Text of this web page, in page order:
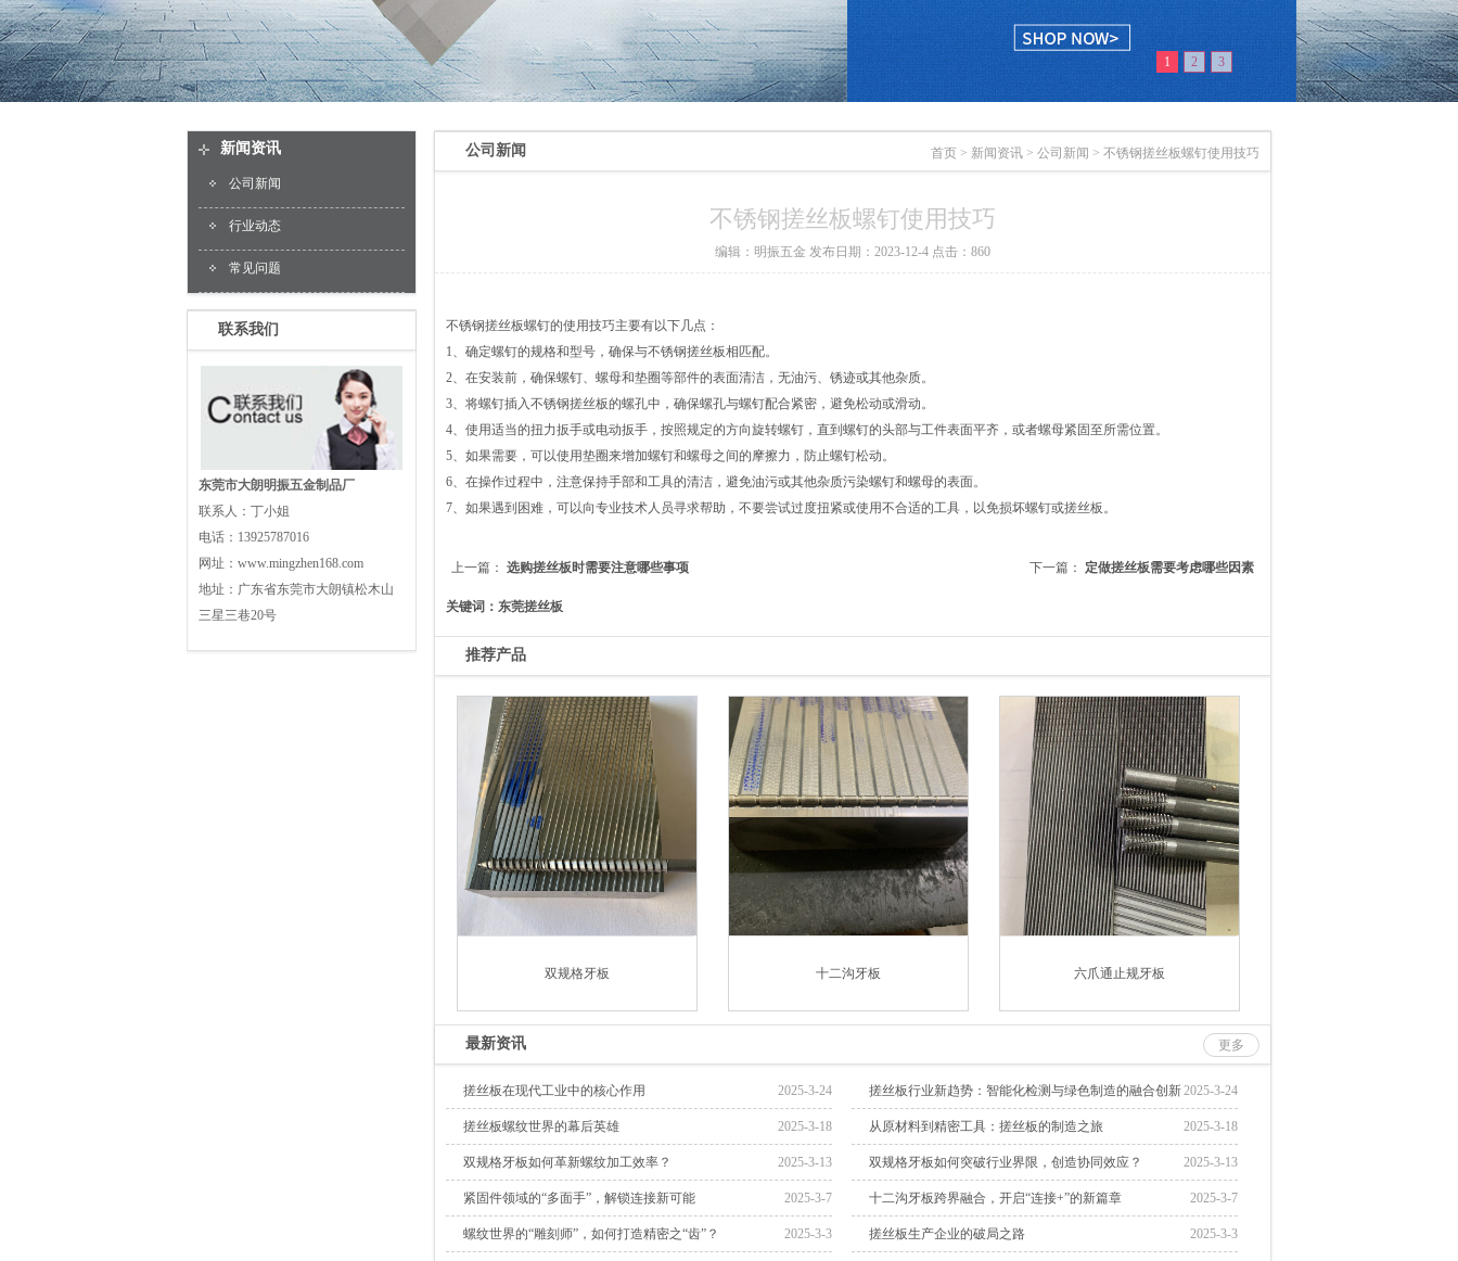
1 2 3
新闻资讯
公司新闻
行业动态
常见问题
联系我们
东莞市大朗明振五金制品厂
联系人： 丁小姐
电话： 13925787016
网址： www.mingzhen168.com
地址： 广东省东莞市大朗镇松木山
三星三巷20号
首页 > 新闻资讯 > 公司新闻 > 不锈钢搓丝板螺钉使用技巧
公司新闻
不锈钢搓丝板螺钉使用技巧
编辑：明振五金 发布日期：2023-12-4 点击：860
不锈钢搓丝板螺钉的使用技巧主要有以下几点：
1、确定螺钉的规格和型号，确保与不锈钢搓丝板相匹配。
2、在安装前，确保螺钉、螺母和垫圈等部件的表面清洁，无油污、锈迹或其他杂质。
3、将螺钉插入不锈钢搓丝板的螺孔中，确保螺孔与螺钉配合紧密，避免松动或滑动。
4、使用适当的扭力扳手或电动扳手，按照规定的方向旋转螺钉，直到螺钉的头部与工件表面平齐，或者螺母紧固至所需位置。
5、如果需要，可以使用垫圈来增加螺钉和螺母之间的摩擦力，防止螺钉松动。
6、在操作过程中，注意保持手部和工具的清洁，避免油污或其他杂质污染螺钉和螺母的表面。
7、如果遇到困难，可以向专业技术人员寻求帮助，不要尝试过度扭紧或使用不合适的工具，以免损坏螺钉或搓丝板。
上一篇： 选购搓丝板时需要注意哪些事项 下一篇： 定做搓丝板需要考虑哪些因素
关键词：东莞搓丝板
推荐产品
双规格牙板 十二沟牙板 六爪通止规牙板
更多
最新资讯
2025-3-24
搓丝板在现代工业中的核心作用 2025-3-24
搓丝板行业新趋势：智能化检测与绿色制造的融合创新
2025-3-18
搓丝板螺纹世界的幕后英雄 2025-3-18
从原材料到精密工具：搓丝板的制造之旅
2025-3-13
双规格牙板如何革新螺纹加工效率？ 2025-3-13
双规格牙板如何突破行业界限，创造协同效应？
2025-3-7
紧固件领域的“多面手”，解锁连接新可能 2025-3-7
十二沟牙板跨界融合，开启“连接+”的新篇章
2025-3-3
螺纹世界的“雕刻师”，如何打造精密之“齿”？ 2025-3-3
搓丝板生产企业的破局之路